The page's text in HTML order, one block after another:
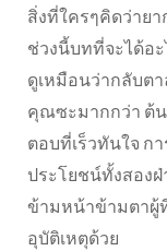
สิ่งที่ใครๆคิดว่ายา
ช่วงนี้บทที่จะได้อ
ดูเหมือนว่ากลับต
คุณซะมากกว่า ต้น
ตอบที่เร็วทันใจ ก
ประโยชน์ทั้งสอง
ข้ามหน้าข้ามตาผู้
อุบัติเหตุด้วย